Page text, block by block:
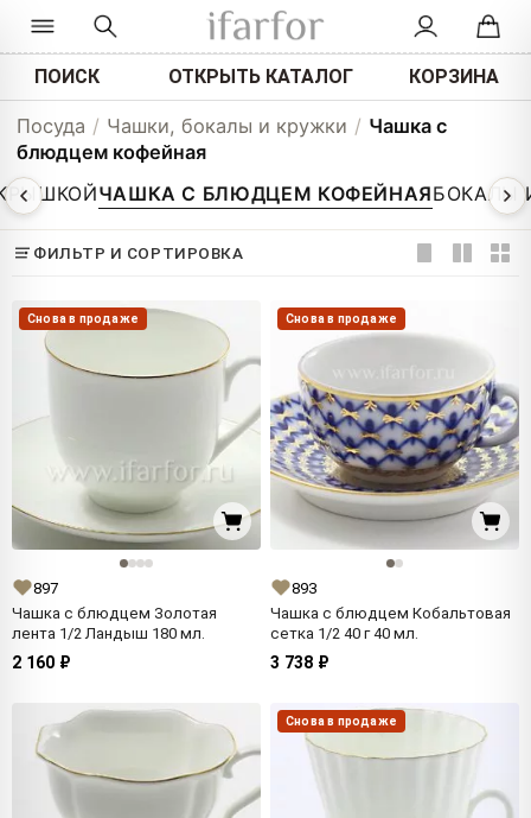
ПОИСК ОТКРЫТЬ КАТАЛОГ КОРЗИНА
Посуда / Чашки, бокалы и кружки / Чашка с
блюдцем кофейная
ЧАШКА С БЛЮДЦЕМ КОФЕЙНАЯБОКАЛЫ
ФИЛЬТР И СОРТИРОВКА
Снова в продаже
897
Чашка с блюдцем Золотая
лента 1/2 Ландыш 180 мл.
2 160 ₽
Снова в продаже
893
Чашка с блюдцем Кобальтовая
сетка 1/2 40 г 40 мл.
3 738 ₽
Снова в продаже